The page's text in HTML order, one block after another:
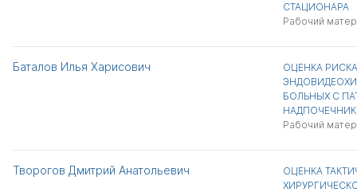
СТАЦИОНАРА
Рабочий
Баталов Илья Харисович
ОЦЕНКА
БОЛЬНЫХ С
Рабочий
Творогов Дмитрий Анатольевич
ОЦЕНКА